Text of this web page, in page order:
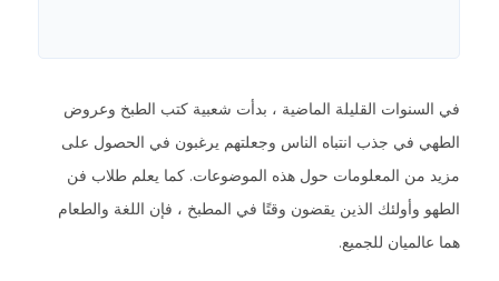
في السنوات القليلة الماضية ، بدأت شعبية كتب الطبخ وعروض
الطهي في جذب انتباه الناس وجعلتهم يرغبون في الحصول على
مزيد من المعلومات حول هذه الموضوعات. كما يعلم طلاب فن
الطهو وأولئك الذين يقضون وقتًا في المطبخ ، فإن اللغة والطعام
هما عالميان للجميع.